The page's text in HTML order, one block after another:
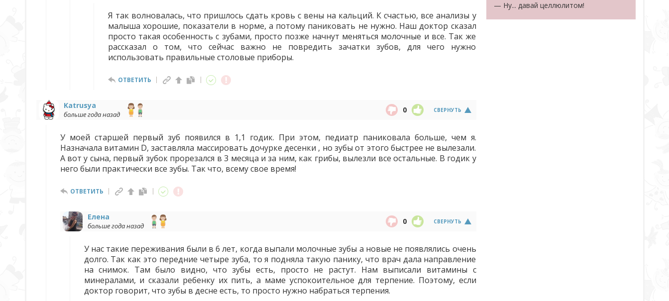
Я так волновалась, что пришлось сдать кровь с вены на кальций. К счастью, все анализы у
малыша хорошие, показатели в норме, а потому паниковать не нужно. Наш доктор сказал
просто такая особенность с зубами, просто позже начнут меняться молочные и все. Так же
рассказал о том, что сейчас важно не повредить зачатки зубов, для чего нужно
использовать правильные столовые приборы.
ОТВЕТИТЬ
Katrusya
больше года назад СВЕРНУТЬ
0
У моей старшей первый зуб появился в 1,1 годик. При этом, педиатр паниковала больше, чем я.
Назначала витамин D, заставляла массировать дочурке десенки , но зубы от этого быстрее не вылезали.
А вот у сына, первый зубок прорезался в 3 месяца и за ним, как грибы, вылезли все остальные. В годик у
него были практически все зубы. Так что, всему свое время!
ОТВЕТИТЬ
Елена
больше года назад СВЕРНУТЬ
0
У нас такие переживания были в 6 лет, когда выпали молочные зубы а новые не появлялись очень
долго. Так как это передние четыре зуба, то я подняла такую панику, что врач дала направление
на снимок. Там было видно, что зубы есть, просто не растут. Нам выписали витамины с
минералами, и сказали ребенку их пить, а маме успокоительное для терпение. Поэтому, если
доктор говорит, что зубы в десне есть, то просто нужно набраться терпения.
— Ну... давай целлюлитом!